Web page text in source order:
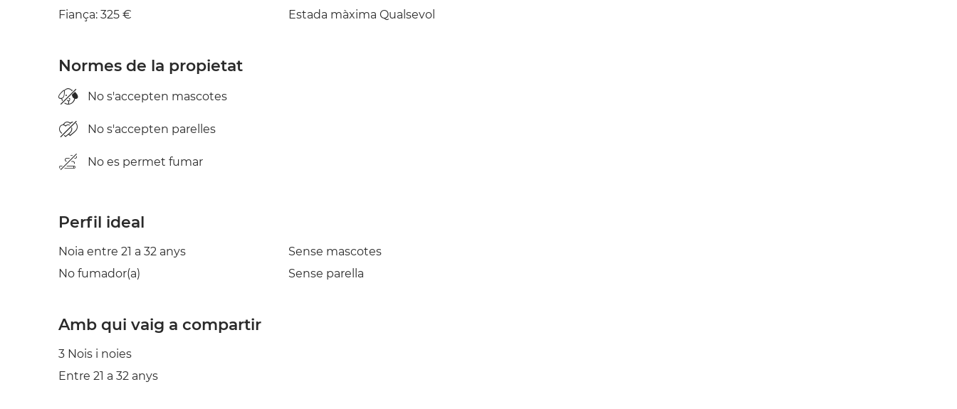
Fiança: 325 €
Estada màxima Qualsevol
Normes de la propietat
No s'accepten mascotes
No s'accepten parelles
No es permet fumar
Perfil ideal
Noia entre 21 a 32 anys
No fumador(a)
Sense mascotes
Sense parella
Amb qui vaig a compartir
3 Nois i noies
Entre 21 a 32 anys